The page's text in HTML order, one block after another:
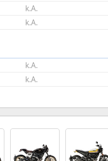
k.A.
k.A.
k.A.
k.A.